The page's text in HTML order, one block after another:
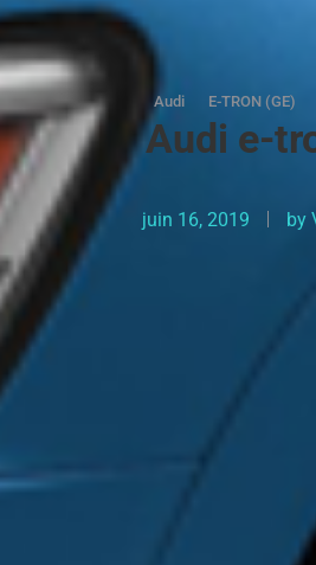
Audi E-TRON (GE)
Audi e-
juin 16, 2019 by